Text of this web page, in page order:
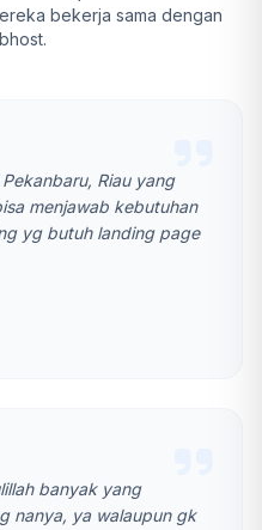
bekerja sama dengan
Riau yang
menjawab kebutuhan
yg butuh landing page
banyak yang
nanya, ya walaupun gk